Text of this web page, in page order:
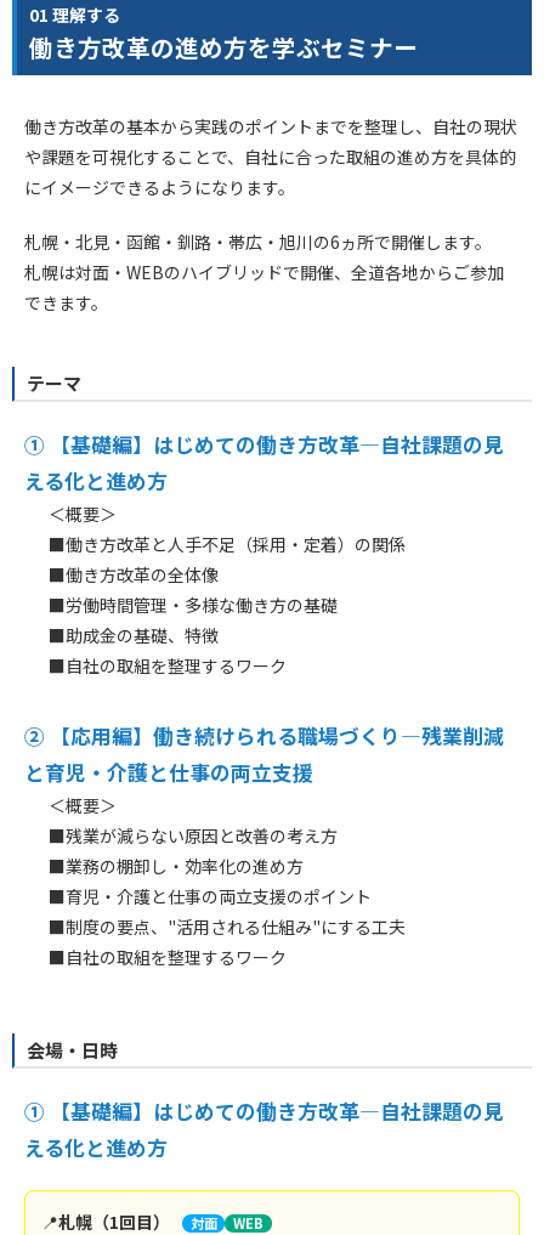
01 理解する
働き方改革の進め方を学ぶセミナー
働き方改革の基本から実践のポイントまでを整理し、自社の現状
や課題を可視化することで、自社に合った取組の進め方を具体的
にイメージできるようになります。
札幌・北見・函館・釧路・帯広・旭川の6ヵ所で開催します。
札幌は対面・WEBのハイブリッドで開催、全道各地からご参加
できます。
テーマ
① 【基礎編】 はじめての働き方改革―自社課題の見
える化と進め方
＜概要＞
■働き方改革と人手不足（採用・定着）の関係
■働き方改革の全体像
■労働時間管理・多様な働き方の基礎
■助成金の基礎、特徴
■自社の取組を整理するワーク
② 【応用編】 働き続けられる職場づくり―残業削減
と育児・介護と仕事の両立支援
＜概要＞
■残業が減らない原因と改善の考え方
■業務の棚卸し・効率化の進め方
■育児・介護と仕事の両立支援のポイント
■制度の要点、"活用される仕組み"にする工夫
■自社の取組を整理するワーク
会場・日時
① 【基礎編】 はじめての働き方改革―自社課題の見
える化と進め方
📍札幌（1回目） 対面
WEB